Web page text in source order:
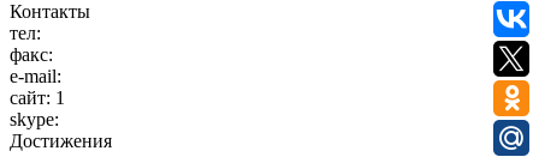
Контакты
тел:
факс:
e-mail:
сайт: 1
skype:
Достижения